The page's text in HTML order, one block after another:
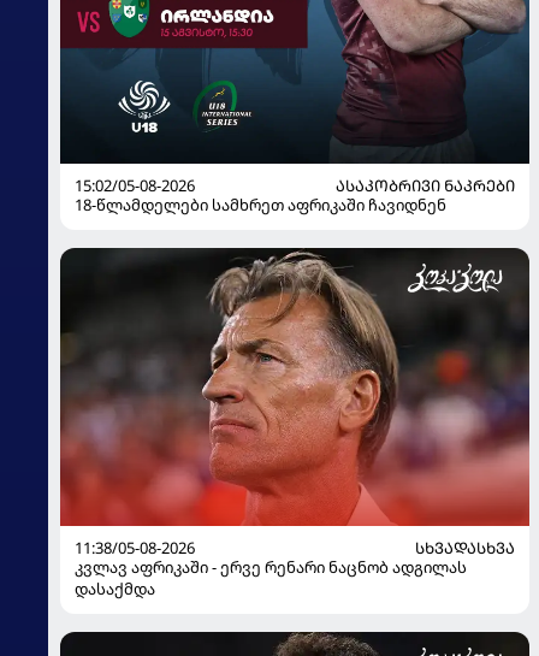
15:02/05-08-2026
ᲐᲡᲐᲙᲝᲑᲠᲘᲕᲘ ᲜᲐᲙᲠᲔᲑᲘ
18-წლამდელები სამხრეთ აფრიკაში ჩავიდნენ
11:38/05-08-2026
ᲡᲮᲕᲐᲓᲐᲡᲮᲕᲐ
კვლავ აფრიკაში - ერვე რენარი ნაცნობ ადგილას
დასაქმდა